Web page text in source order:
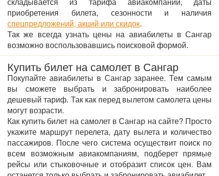
приобретения билета, сезонности и наличия
спецпредложений, акций или скидок.
Так же всегда узнать цены на авиабилеты в Сангар
возможно воспользовавшись поисковой формой.
Купить билет на самолет в Сангар
Покупайте авиабилеты в Сангар заранее. Тем самым
вы сможете выбрать и забронировать наиболее
дешевый тариф. Так как перед вылетом самолета цены
могут возрасти.
Как купить билет на самолет в Сангар на сайте? Просто
укажите маршрут перелета, дату вылета и количество
пассажиров. После чего система осуществит поиск по
всем возможным авиакомпаниям, подберет прямые
рейсы или стыковочные и отобразит список цен. Вам